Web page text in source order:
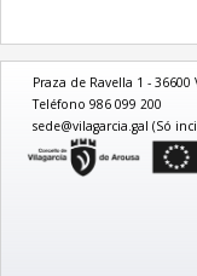
Praza de Ravella 1 - 36600
Teléfono 986 099 200
sede@vilagarcia.gal (Só